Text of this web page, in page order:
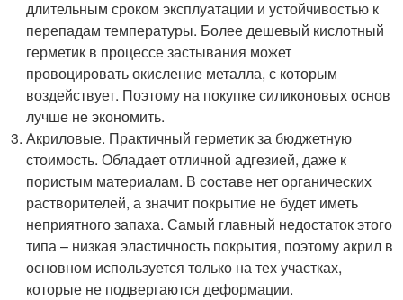
длительным сроком эксплуатации и устойчивостью к
перепадам температуры. Более дешевый кислотный
герметик в процессе застывания может
провоцировать окисление металла, с которым
воздействует. Поэтому на покупке силиконовых основ
лучше не экономить.
Акриловые. Практичный герметик за бюджетную
стоимость. Обладает отличной адгезией, даже к
пористым материалам. В составе нет органических
растворителей, а значит покрытие не будет иметь
неприятного запаха. Самый главный недостаток этого
типа – низкая эластичность покрытия, поэтому акрил в
основном используется только на тех участках,
которые не подвергаются деформации.